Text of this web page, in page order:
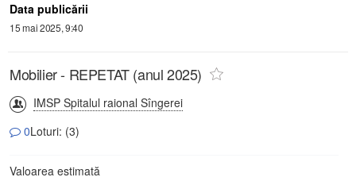
Data publicării
15 mai 2025, 9:40
Mobilier - REPETAT (anul 2025)
IMSP Spitalul raional Sîngerei
0Loturi: (3)
Valoarea estimată